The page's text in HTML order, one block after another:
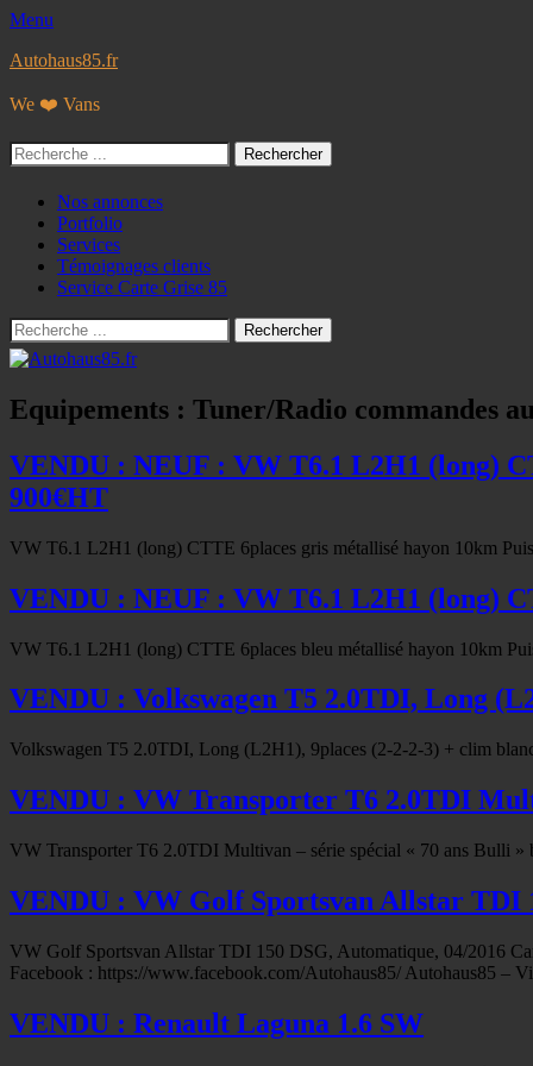
Menu
Autohaus85.fr
We ❤️ Vans
Rechercher :
mail
Menu
principal
Aller
contenu
Nos annonces
Portfolio
Services
Témoignages clients
Service Carte Grise 85
Recherche
Rechercher :
Equipements : Tuner/Radio commandes
VENDU : NEUF : VW T6.1 L2H1 (long)
900€HT
VW T6.1 L2H1 (long) CTTE 6places gris métallisé hayon 10km
VENDU : NEUF : VW T6.1 L2H1 (long)
VW T6.1 L2H1 (long) CTTE 6places bleu métallisé hayon 10km
VENDU : Volkswagen T5 2.0TDI, Long
Volkswagen T5 2.0TDI, Long (L2H1), 9places (2-2-2-3) + clim
VENDU : VW Transporter T6 2.0TDI
VW Transporter T6 2.0TDI Multivan – série spécial « 70 ans Bulli
VENDU : VW Golf Sportsvan Allstar TDI
VW Golf Sportsvan Allstar TDI 150 DSG, Automatique, 04/2016
Facebook : https://www.facebook.com/Autohaus85/ Autohaus85 –
VENDU : Renault Laguna 1.6 SW